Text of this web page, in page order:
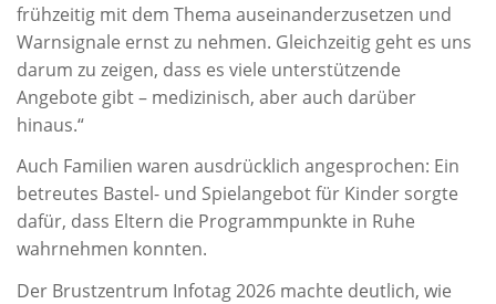
frühzeitig mit dem Thema auseinanderzusetzen und
Warnsignale ernst zu nehmen. Gleichzeitig geht es uns
darum zu zeigen, dass es viele unterstützende
Angebote gibt – medizinisch, aber auch darüber
hinaus.“
Auch Familien waren ausdrücklich angesprochen: Ein
betreutes Bastel- und Spielangebot für Kinder sorgte
dafür, dass Eltern die Programmpunkte in Ruhe
wahrnehmen konnten.
Der Brustzentrum Infotag 2026 machte deutlich, wie